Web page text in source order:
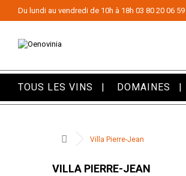
Du lundi au vendredi de 10h à 18h 03 80 20 06 59
TOUS LES VINS DOMAINES
Villa Pierre-Jean
VILLA PIERRE-JEAN
Panneau de gestion des cookies